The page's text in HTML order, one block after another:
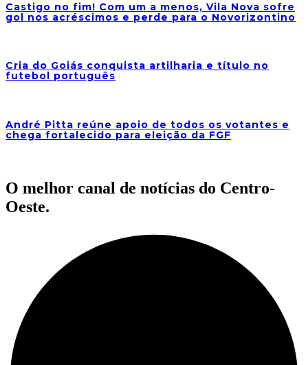
Castigo no fim! Com um a menos, Vila Nova sofre
gol nos acréscimos e perde para o Novorizontino
Cria do Goiás conquista artilharia e título no
futebol português
André Pitta reúne apoio de todos os votantes e
chega fortalecido para eleição da FGF
O melhor canal de notícias do Centro-
Oeste.